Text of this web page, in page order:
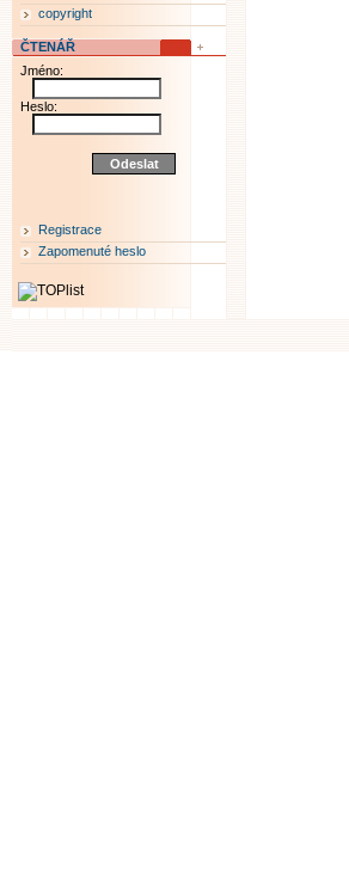
copyright
ČTENÁŘ
Jméno:
Heslo:
Registrace
Zapomenuté heslo